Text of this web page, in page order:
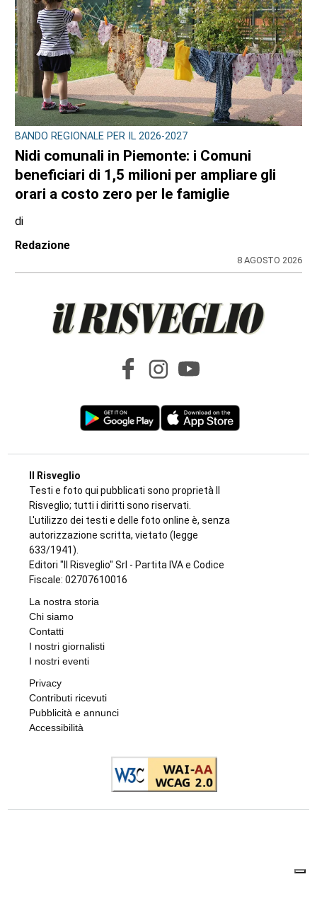
CRONACA
Ciclisti travolti a Lanzo: arrestato per
tentato omicidio il 73enne Giuseppe
Campagna. Spuntano le segnalazioni dei
lettori
8 AGOSTO 2026
TURISTI IN CARROZZA
Il 9 e il 23 agosto torna il treno storico
Torino-Ceres
Gloria Rossatto